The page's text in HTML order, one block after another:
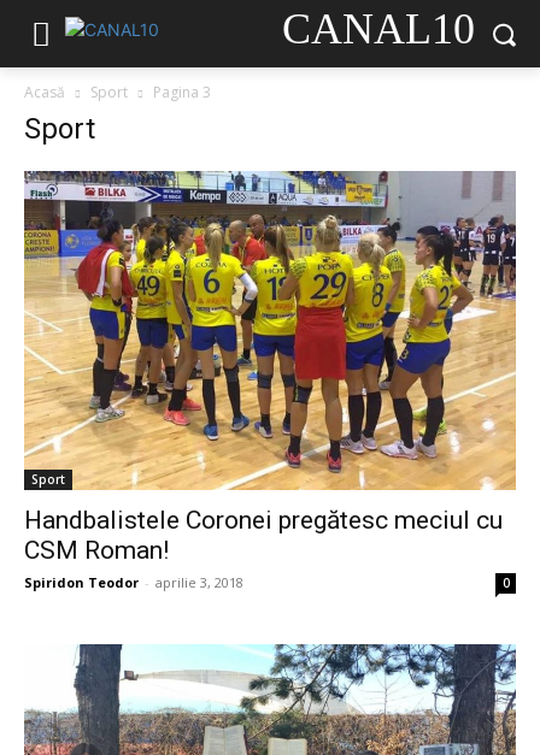
CANAL10
Acasă Sport Pagina 3
Sport
Sport
Handbalistele Coronei pregătesc meciul cu
CSM Roman!
Spiridon Teodor - aprilie 3, 2018 0